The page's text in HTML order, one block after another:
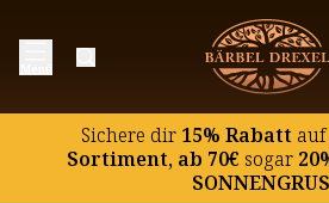
Sichere dir15% Rabatt auf
Sortiment, ab 70€ sogar
Stress-Falle Büro:
entspannten Arbeitsalltag
Rückenprobleme vermeiden
Kaffee: auch im Büro nicht
Kantine & Co.: die